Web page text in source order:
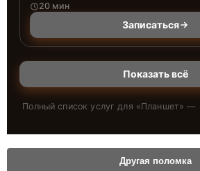
20 мин
Записаться
Показать всё
Полный список услуг для «Планшет» —
Другая поломка